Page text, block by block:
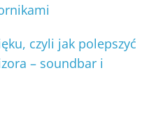
czyli jak polepszyć
– soundbar i